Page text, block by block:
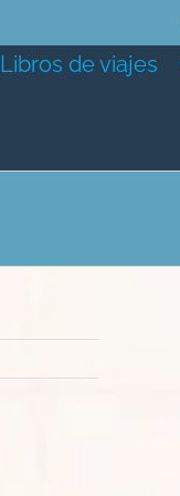
Libros de viajes